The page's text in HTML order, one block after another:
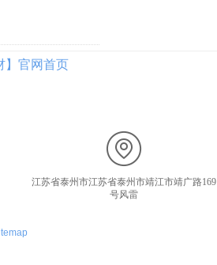
】官网首页
江苏省泰州市江苏省泰州市靖江市靖广路169
号风雷